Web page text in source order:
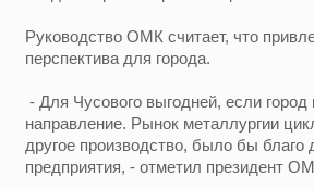
Руководство ОМК считает, что
перспектива для города.
- Для Чусового выгодней, если город
направление. Рынок металлургии
другое производство, было бы
предприятия, - отметил президент